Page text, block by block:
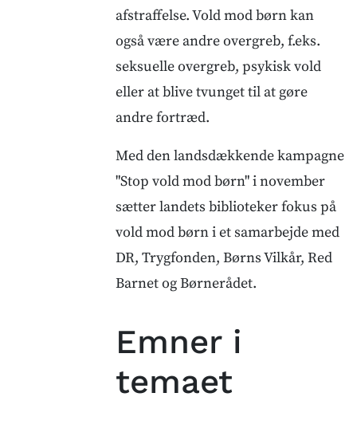
afstraffelse. Vold mod børn kan
også være andre overgreb, f.eks.
seksuelle overgreb, psykisk vold
eller at blive tvunget til at gøre
andre fortræd.
Med den landsdækkende kampagne
"Stop vold mod børn" i november
sætter landets biblioteker fokus på
vold mod børn i et samarbejde med
DR, Trygfonden, Børns Vilkår, Red
Barnet og Børnerådet.
Emner i
temaet